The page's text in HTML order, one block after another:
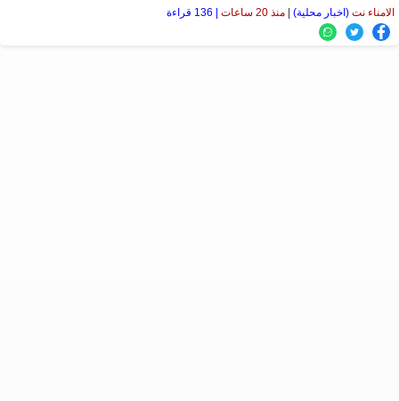
الامناء نت (اخبار محلية) منذ 20 ساعات